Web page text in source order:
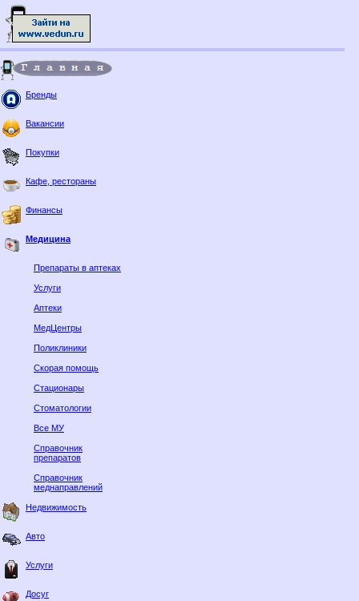
Бренды
Вакансии
Покупки
Кафе, рестораны
Финансы
Медицина
Препараты в аптеках
Услуги
Аптеки
МедЦентры
Поликлиники
Скорая помощь
Стационары
Стоматологии
Все МУ
Справочник
препаратов
Справочник
меднаправлений
Недвижимость
Авто
Услуги
Досуг